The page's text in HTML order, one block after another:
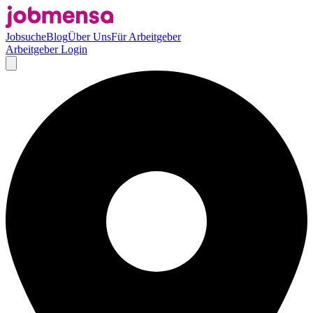
JobsucheBlogÜber UnsFür Arbeitgeber
Arbeitgeber Login